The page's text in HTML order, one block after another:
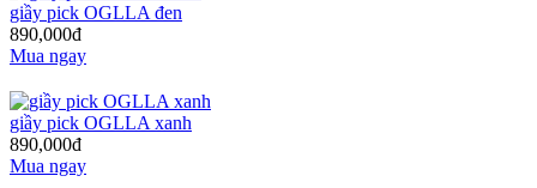
giầy pick OGLLA đen
890,000đ
Mua ngay
giầy pick OGLLA xanh
890,000đ
Mua ngay